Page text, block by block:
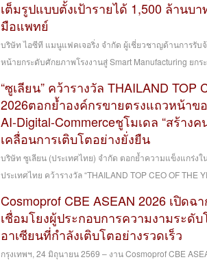
เต็มรูปแบบตั้งเป้ารายได้ 1,500 ล้านบ
มือแพทย์
บริษัท ไอซีที แมนูแฟคเจอริ่ง จำกัด ผู้เชี่ยวชาญด้านการรับ
หน้ายกระดับศักยภาพโรงงานสู่ Smart Manufacturing ยกร
“ซูเลียน” คว้ารางวัล THAILAND TOP
2026ตอกย้ำองค์กรขายตรงแถวหน้าข
AI-Digital-Commerceชูโมเดล “สร้าง
เคลื่อนการเติบโตอย่างยั่งยืน
บริษัท ซูเลียน (ประเทศไทย) จำกัด ตอกย้ำความแข็งแกร่ง
ประเทศไทย คว้ารางวัล “THAILAND TOP CEO OF THE
Cosmoprof CBE ASEAN 2026 เปิด
เชื่อมโยงผู้ประกอบการความงามระดั
อาเซียนที่กำลังเติบโตอย่างรวดเร็ว
กรุงเทพฯ, 24 มิถุนายน 2569 – งาน Cosmoprof CBE